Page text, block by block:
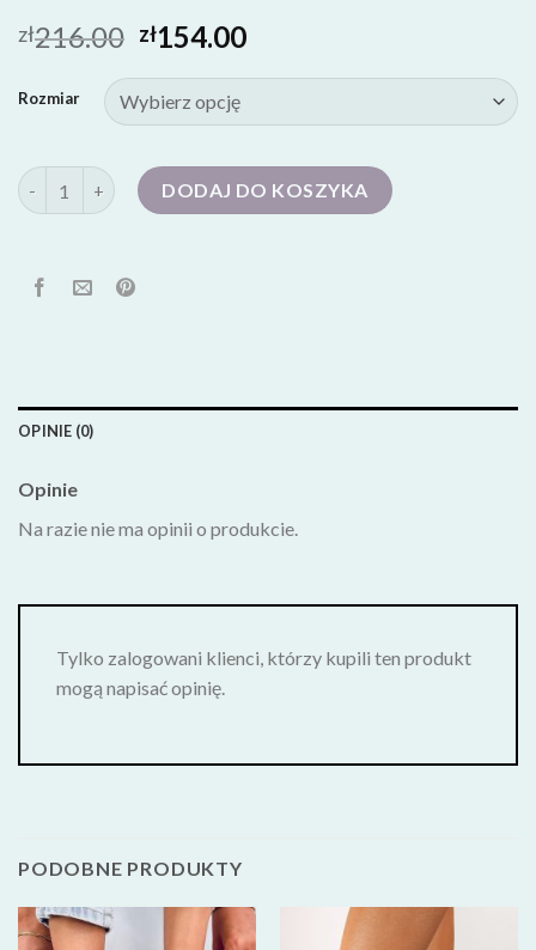
zł216.00 zł154.00
Rozmiar
ilość espadryle DODAJ DO KOSZYKA
OPINIE (0)
Opinie
Na razie nie ma opinii o produkcie.
Tylko zalogowani klienci, którzy kupili ten produkt
mogą napisać opinię.
PODOBNE PRODUKTY